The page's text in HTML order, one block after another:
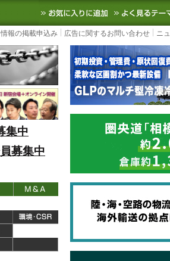
ど国内外の最新の物流ニュースをお
お気に入りに
報の掲載申込み 広告に関するお問い合わせ ニ
集中
募集中